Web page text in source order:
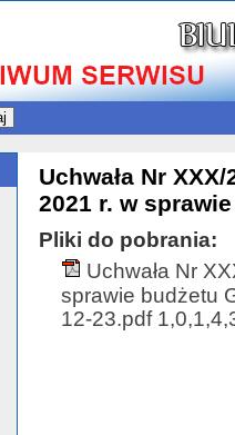
Uchwała Nr
2021 r. w
Pliki do pobrania:
Uchwała Nr
sprawie budżetu
12-23.pdf